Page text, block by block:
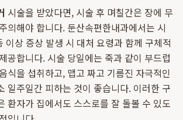
시술을 받았다면, 시술 후 며칠간은 장에 무
의해야 합니다. 둔산속편한내과에서는 시
이상 증상 발생 시 대처 요령과 함께 구체적
공합니다. 시술 당일에는 죽과 같이 부드럽
식을 섭취하고, 맵고 짜고 기름진 자극적인
일주일간 피하는 것이 좋습니다. 이러한 구
환자가 집에서도 스스로를 잘 돌볼 수 있도